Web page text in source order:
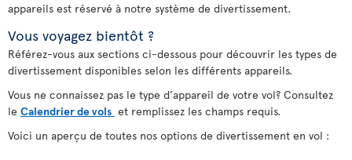
appareils est réservé à notre système de divertissement.
Vous voyagez bientôt ?
Référez-vous aux sections ci-dessous pour découvrir les types de
divertissement disponibles selon les différents appareils.
Vous ne connaissez pas le type d’appareil de votre vol? Consultez
le Calendrier de vols et remplissez les champs requis.
Voici un aperçu de toutes nos options de divertissement en vol :